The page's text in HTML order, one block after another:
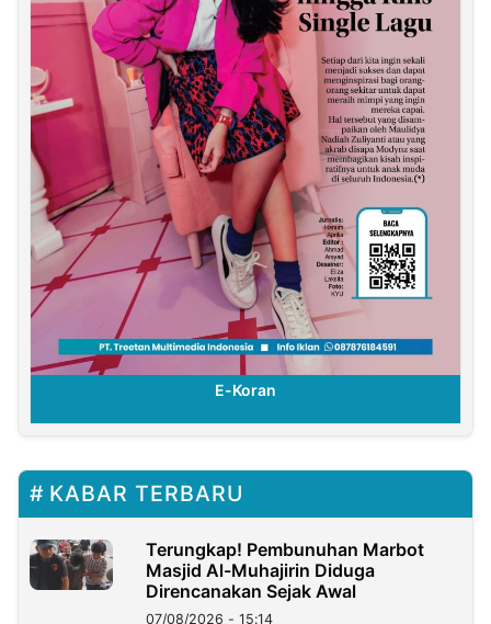
E-Koran
KABAR TERBARU
Terungkap! Pembunuhan Marbot
Masjid Al-Muhajirin Diduga
Direncanakan Sejak Awal
07/08/2026 - 15:14